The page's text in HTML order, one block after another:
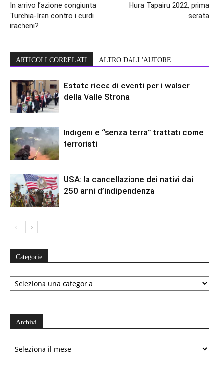
In arrivo l’azione congiunta
Turchia-Iran contro i curdi
iracheni?
Hura Tapairu 2022, prima
serata
ARTICOLI CORRELATI ALTRO DALL'AUTORE
Estate ricca di eventi per i walser
della Valle Strona
Indigeni e “senza terra” trattati come
terroristi
USA: la cancellazione dei nativi dai
250 anni d’indipendenza
Categorie
Categorie
Archivi
Archivi